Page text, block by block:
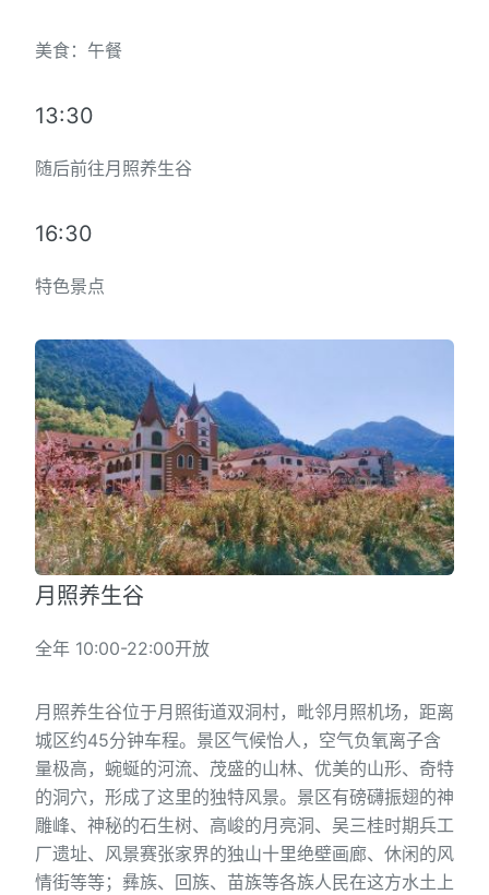
美食：午餐
13:30
随后前往月照养生谷
16:30
特色景点
月照养生谷
全年 10:00-22:00开放
月照养生谷位于月照街道双洞村，毗邻月照机场，距离
城区约45分钟车程。景区气候怡人，空气负氧离子含
量极高，蜿蜒的河流、茂盛的山林、优美的山形、奇特
的洞穴，形成了这里的独特风景。景区有磅礴振翅的神
雕峰、神秘的石生树、高峻的月亮洞、吴三桂时期兵工
厂遗址、风景赛张家界的独山十里绝壁画廊、休闲的风
情街等等；彝族、回族、苗族等各族人民在这方水土上